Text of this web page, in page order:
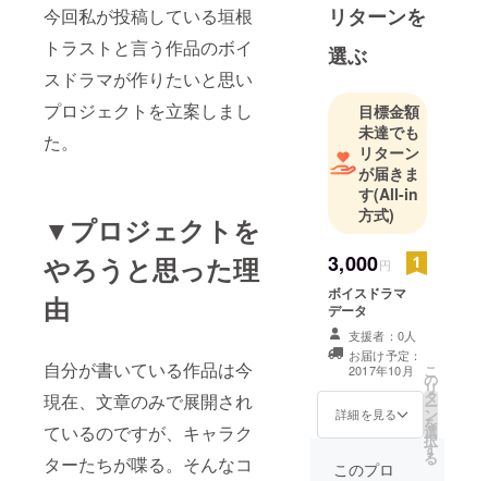
今回私が投稿している垣根
トラストと言う作品のボイ
スドラマが作りたいと思い
プロジェクトを立案しまし
た。
▼プロジェクトを
やろうと思った理
由
自分が書いている作品は今
現在、文章のみで展開され
ているのですが、キャラク
ターたちが喋る。そんなコ
ツ、趣味は
ゲームにビ
リヤードに
旅です。
ストーリー
を作るのが
好きで小説
書いてま
す。WEBで
オリジナル
小説無料公
開中です。
リターンを
選ぶ
目標金額
未達でも
リターン
が届きま
す(All-in
方式)
3,000円
ボイスドラマ
データ
支援者：0人
お届け予定：
2017年10月
詳細を見る
こ
の
リ
タ
ー
ン
を
選
択
す
る
このプロ